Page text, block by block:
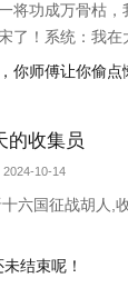
将功成万骨枯
了！系统：我
你光复燕云十
你师傅让你偷点
的收集员
10-14
六国征战胡人,
结束呢！